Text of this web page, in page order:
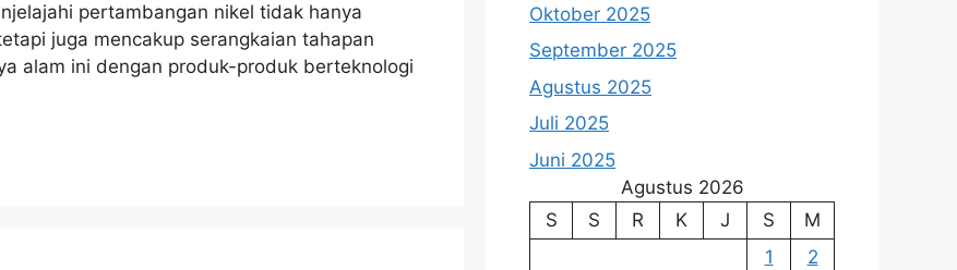
pertambangan nikel tidak hanya
juga mencakup serangkaian tahapan
alam ini dengan produk-produk berteknologi
Oktober 2025
September 2025
Agustus 2025
Juli 2025
Juni 2025
Agustus 2026
S
S R K J S
M
1
2